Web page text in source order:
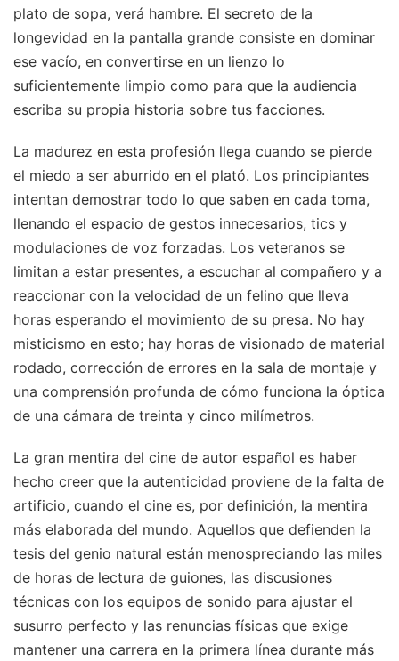
plato de sopa, verá hambre. El secreto de la
longevidad en la pantalla grande consiste en dominar
ese vacío, en convertirse en un lienzo lo
suficientemente limpio como para que la audiencia
escriba su propia historia sobre tus facciones.
La madurez en esta profesión llega cuando se pierde
el miedo a ser aburrido en el plató. Los principiantes
intentan demostrar todo lo que saben en cada toma,
llenando el espacio de gestos innecesarios, tics y
modulaciones de voz forzadas. Los veteranos se
limitan a estar presentes, a escuchar al compañero y a
reaccionar con la velocidad de un felino que lleva
horas esperando el movimiento de su presa. No hay
misticismo en esto; hay horas de visionado de material
rodado, corrección de errores en la sala de montaje y
una comprensión profunda de cómo funciona la óptica
de una cámara de treinta y cinco milímetros.
La gran mentira del cine de autor español es haber
hecho creer que la autenticidad proviene de la falta de
artificio, cuando el cine es, por definición, la mentira
más elaborada del mundo. Aquellos que defienden la
tesis del genio natural están menospreciando las miles
de horas de lectura de guiones, las discusiones
técnicas con los equipos de sonido para ajustar el
susurro perfecto y las renuncias físicas que exige
mantener una carrera en la primera línea durante más